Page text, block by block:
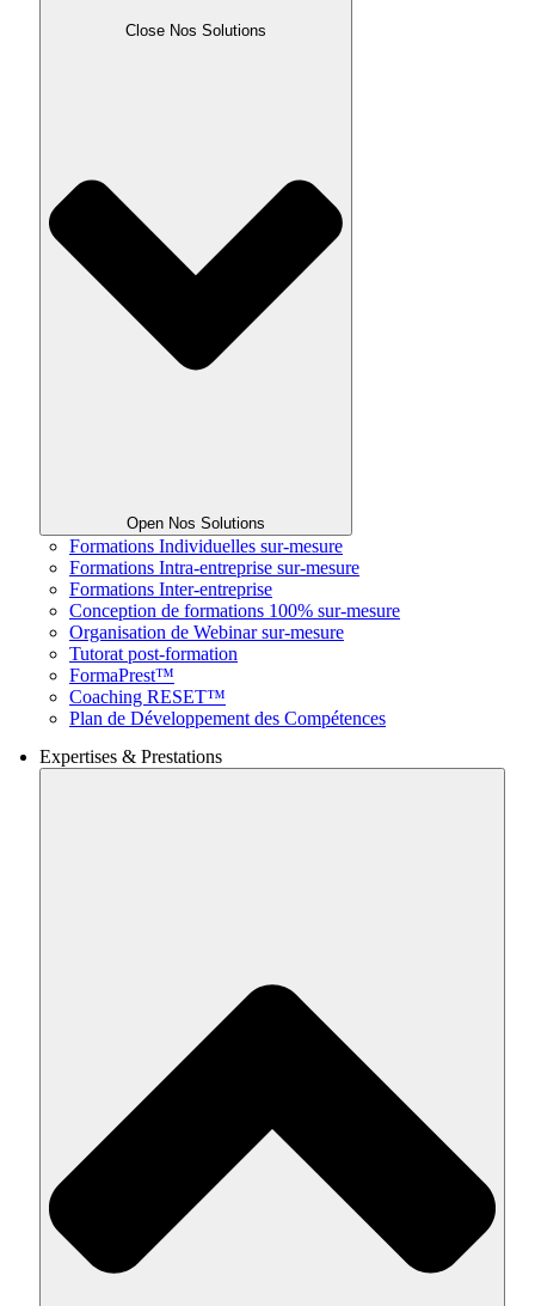
Close Nos Solutions
Open Nos Solutions
Formations Individuelles sur-mesure
Formations Intra-entreprise sur-mesure
Formations Inter-entreprise
Conception de formations 100% sur-mesure
Organisation de Webinar sur-mesure
Tutorat post-formation
FormaPrest™
Coaching RESET™
Plan de Développement des Compétences
Expertises & Prestations